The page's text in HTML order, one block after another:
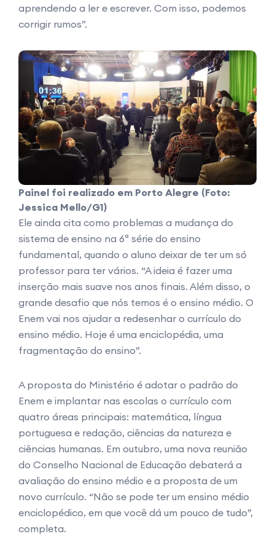
aprendendo a ler e escrever. Com isso, podemos
corrigir rumos”.
Painel foi realizado em Porto Alegre (Foto:
Jessica Mello/G1)
Ele ainda cita como problemas a mudança do
sistema de ensino na 6ª série do ensino
fundamental, quando o aluno deixar de ter um só
professor para ter vários. “A ideia é fazer uma
inserção mais suave nos anos finais. Além disso, o
grande desafio que nós temos é o ensino médio. O
Enem vai nos ajudar a redesenhar o currículo do
ensino médio. Hoje é uma enciclopédia, uma
fragmentação do ensino”.
A proposta do Ministério é adotar o padrão do
Enem e implantar nas escolas o currículo com
quatro áreas principais: matemática, língua
portuguesa e redação, ciências da natureza e
ciências humanas. Em outubro, uma nova reunião
do Conselho Nacional de Educação debaterá a
avaliação do ensino médio e a proposta de um
novo currículo. “Não se pode ter um ensino médio
enciclopédico, em que você dá um pouco de tudo”,
completa.